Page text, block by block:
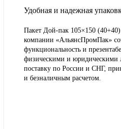
Удобная и надежная
Пакет Дой-пак 105×150
компании «АльянсПромПак»
функциональность и
физическими и юридическими
поставку по России и СНГ,
и безналичным расчетом.